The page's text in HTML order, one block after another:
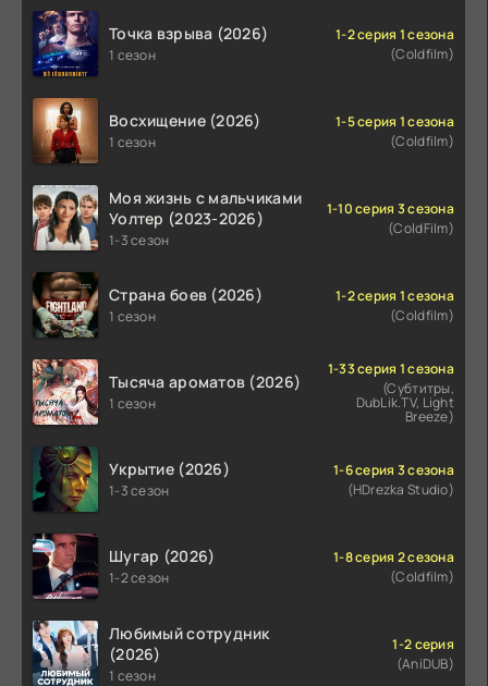
Точка взрыва (2026)
1 сезон
1-2 серия 1 сезона
(Coldfilm)
Восхищение (2026)
1 сезон
1-5 серия 1 сезона
(Coldfilm)
Моя жизнь с мальчиками
Уолтер (2023-2026)
1-3 сезон
1-10 серия 3 сезона
(ColdFilm)
Страна боев (2026)
1 сезон
1-2 серия 1 сезона
(Coldfilm)
Тысяча ароматов (2026)
1 сезон
1-33 серия 1 сезона
(Субтитры,
DubLik.TV, Light
Breeze)
Укрытие (2026)
1-3 сезон
1-6 серия 3 сезона
(HDrezka Studio)
Шугар (2026)
1-2 сезон
1-8 серия 2 сезона
(Coldfilm)
Любимый сотрудник
(2026)
1 сезон
1-2 серия
(AniDUB)